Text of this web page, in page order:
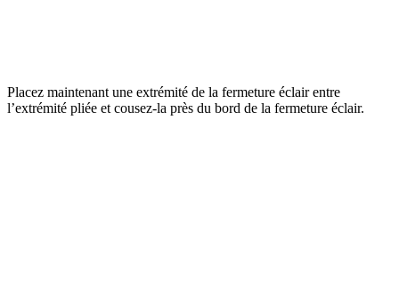
Placez maintenant une extrémité de la fermeture éclair entre
l’extrémité pliée et cousez-la près du bord de la fermeture éclair.